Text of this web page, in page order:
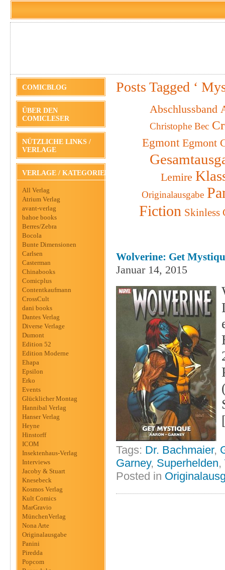
COMICBLOG
ÜBER DEN
COMICLESER
NÜTZLICHE LINKS /
VERLAGE
VERLAGE / KATEGORIEN
All Verlag
Atrium Verlag
avant-verlag
bahoe books
Berres/Zebra
Bocola
Bunte Dimensionen
Carlsen
Casterman
Chinabooks
Comicplus
Contentkaufmann
CrossCult
dani books
Dantes Verlag
Diverse Verlage
Dumont
Edition 52
Edition Moderne
Ehapa
Epsilon
Erko
Events
Glücklicher Montag
Hannibal Verlag
Hanser Verlag
Heyne
Hinstorff
ICOM
Insektenhaus-Verlag
Interviews
Jacoby & Stuart
Knesebeck
Kosmos Verlag
Kult Comics
MarGravio
MünchenVerlag
Nona Arte
Originalausgabe
Panini
Piredda
Popcom
Posts Tagged ‘
Abschlussband
Christophe Bec
Egmont Egmont
Lemire
Originalausgabe
Fiction Skinless
Wolverine: Get
Januar 14, 2015
Tags: Dr. Bachmaier,
Garney, Superhelden,
Posted in